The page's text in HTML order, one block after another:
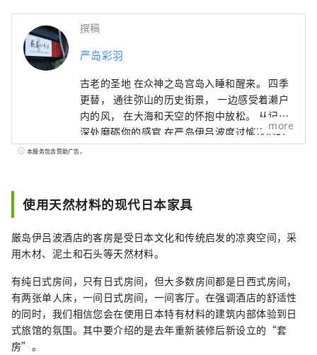
撰稿
严岛彩羽
古老的圣地 在众神之岛宫岛入睡和醒来。 四季
更替， 通往弥山的历史街景， 一边感受着濑户
内的风， 在大海和天空的怀抱中放松。 从记忆
深处磨砺你的感官 在严岛伊吕波度过愉快的时
光 请放松，玩得开心。
more
本服务包含赞助广告。
使用天然材料的现代日本家具
厳岛伊吕波酒店的客房是受日本文化和传统启发的凉爽空间，采
用木材、泥土和石头等天然材料。
有纯日式房间，只有日式房间，但大多数房间都是日西式房间，
有两张单人床，一间日式房间，一间客厅。在强调酒店的舒适性
的同时，我们相信您会在使用日本特有材料的建筑内部体验到日
式旅馆的氛围。其中要介绍的是去年重新装修后新设立的“套
房”。